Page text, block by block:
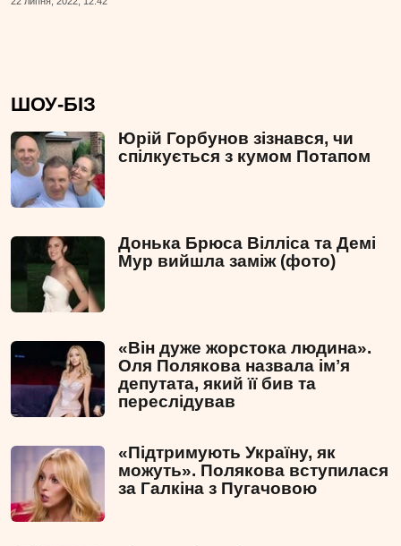
ШОУ-БІЗ
Юрій Горбунов зізнався, чи
спілкується з кумом Потапом
Донька Брюса Вілліса та Демі
Мур вийшла заміж (фото)
«Він дуже жорстока людина».
Оля Полякова назвала імʼя
депутата, який її бив та
переслідував
«Підтримують Україну, як
можуть». Полякова вступилася
за Галкіна з Пугачовою